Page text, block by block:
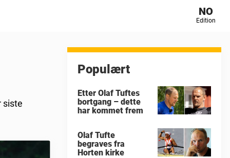
NO
Edition
siste
Populært
Etter Olaf Tuftes
bortgang – dette
har kommet frem
Olaf Tufte
begraves fra
Horten kirke